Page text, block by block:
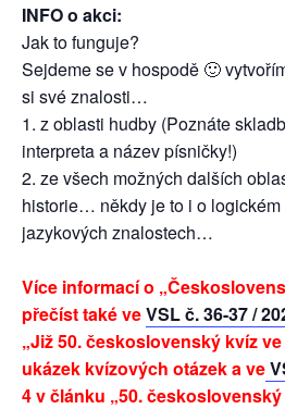
INFO o akci:
Jak to funguje?
Sejdeme se v hospodě 🙂
si své znalosti…
1. z oblasti hudby (Poznáte
interpreta a název písničky!)
2. ze všech možných dalších
historie… někdy je to i o
jazykových znalostech…
Více informací o
přečíst také veVSL č. 36-37 /
„Již 50. československý kvíz
ukázek kvízových otázek a ve
4 v článku „50.